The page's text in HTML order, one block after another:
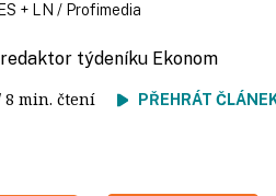
+ LN / Profimedia
týdeníku Ekonom
8 min. čtení PŘEHRÁT